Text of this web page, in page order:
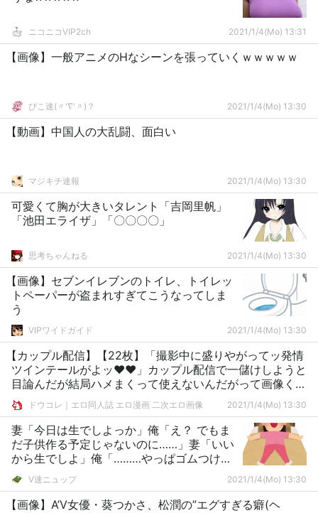
ニコニコVIP2ch 2021/1/4(Mo) 13:31
【画像】一般アニメのHなシーンを張っていくｗｗｗｗｗ
ぴこ速(〃'∇'〃)？ 2021/1/4(Mo) 13:30
【動画】中国人の大乱闘、面白い
マジキチ速報 2021/1/4(Mo) 13:30
可愛くて胸が大きいタレント「吉岡里帆」
「池田エライザ」「〇〇〇〇」
思考ちゃんねる 2021/1/4(Mo) 13:30
【画像】セブンイレブンのトイレ、トイレッ
トペーパーが盗まれすぎてこうなってしま
う
VIPワイドガイド 2021/1/4(Mo) 13:30
【カップル配信】【22枚】「撮影中に盛りやがってッ発情
ツインテールがよッ♥♥」カップル配信で一儲けしようと
目論んだが結局ハメまくって使えないんだがって画像くだ
さいドウコレ｜エロ同人誌 エロ漫画 二次エロ画像 2021/1/4(Mo) 13:30
妻「今日は生でしよっか」俺「え？ でもま
だ子供作る予定じゃないのに……」妻「いい
から生でしよ」俺「………やっぱゴムつけ
て……」
V速ニュップ 2021/1/4(Mo) 13:30
【画像】A’V女優・葵つかさ、松潤の”エグすぎる癖(ヘ